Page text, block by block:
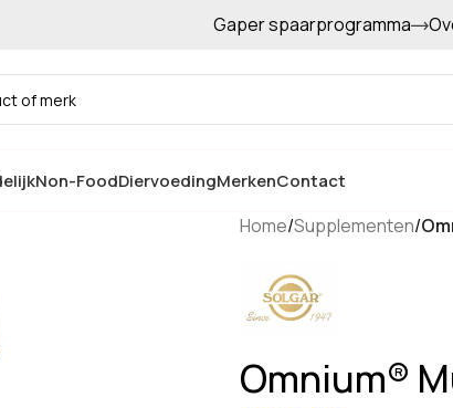
Gratis afhalen in de winkelGaper spaarprogramma
Non-FoodDiervoedingMerkenContact
Home/Supplementen/
Omnium®